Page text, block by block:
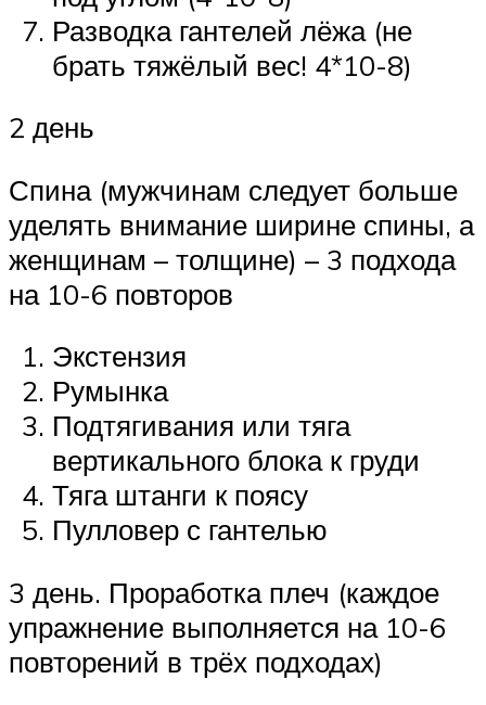
Разводка гантелей лёжа (не
брать тяжёлый вес! 4*10-8)
2 день
Спина (мужчинам следует больше
уделять внимание ширине спины, а
женщинам – толщине) – 3 подхода
на 10-6 повторов
Экстензия
Румынка
Подтягивания или тяга
вертикального блока к груди
Тяга штанги к поясу
Пулловер с гантелью
3 день. Проработка плеч (каждое
упражнение выполняется на 10-6
повторений в трёх подходах)